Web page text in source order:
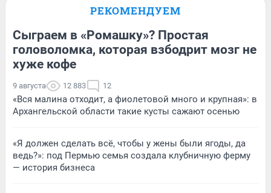
РЕКОМЕНДУЕМ
Сыграем в «Ромашку»? Простая
головоломка, которая взбодрит мозг не
хуже кофе
9 августа 12 883 12
«Вся малина отходит, а фиолетовой много и крупная»: в
Архангельской области такие кусты сажают осенью
«Я должен сделать всё, чтобы у жены были ягоды, да
ведь?»: под Пермью семья создала клубничную ферму
— история бизнеса